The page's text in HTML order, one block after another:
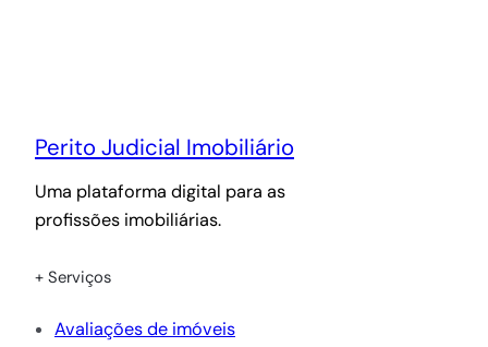
Perito Judicial Imobiliário
Uma plataforma digital para as
profissões imobiliárias.
+ Serviços
Avaliações de imóveis